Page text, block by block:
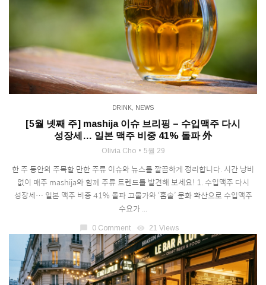
DRINK NEWS
[5월 넷째 주] mashija 이슈 브리핑 – 수입맥주 다시
성장세… 일본 맥주 비중 41% 돌파 外
Olivia Cho 5월 29
한 주 동안의 주목할 만한 주류 이슈와 뉴스를 깔끔하게 정리합니다. 시간 낭비
없이 매주 mashija와 함께 주류 트렌드를 발견해 보세요! 1. 수입맥주 다시
성장세… 일본 맥주 비중 41% 돌파 고물가와 ‘홈술’ 문화 확산으로 수입맥주
수요가 ...
chat_bubble 0 Comment visibility 21 Views